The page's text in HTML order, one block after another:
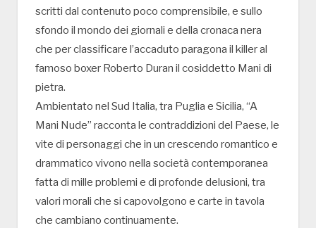
scritti dal contenuto poco comprensibile, e sullo
sfondo il mondo dei giornali e della cronaca nera
che per classificare l’accaduto paragona il killer al
famoso boxer Roberto Duran il cosiddetto Mani di
pietra.
Ambientato nel Sud Italia, tra Puglia e Sicilia, “A
Mani Nude” racconta le contraddizioni del Paese, le
vite di personaggi che in un crescendo romantico e
drammatico vivono nella società contemporanea
fatta di mille problemi e di profonde delusioni, tra
valori morali che si capovolgono e carte in tavola
che cambiano continuamente.